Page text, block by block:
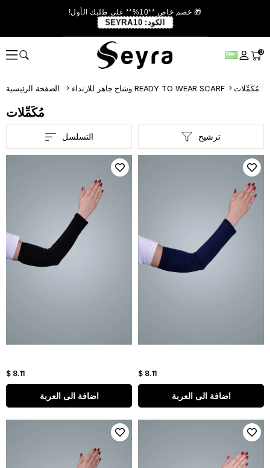
🎁 خصم خاص **10%** على طلبك الأول!
الكود: SEYRA10
0
وشاح جاهز للارتداء READY TO WEAR SCARF مُكَمِّلات
مُكَمِّلات
ترشيح التسلسل
$ 8.11
اضافة الى العربة
$ 8.11
اضافة الى العربة